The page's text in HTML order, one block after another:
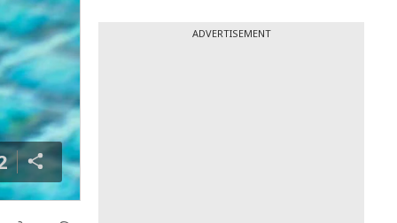
ADVERTISEMENT